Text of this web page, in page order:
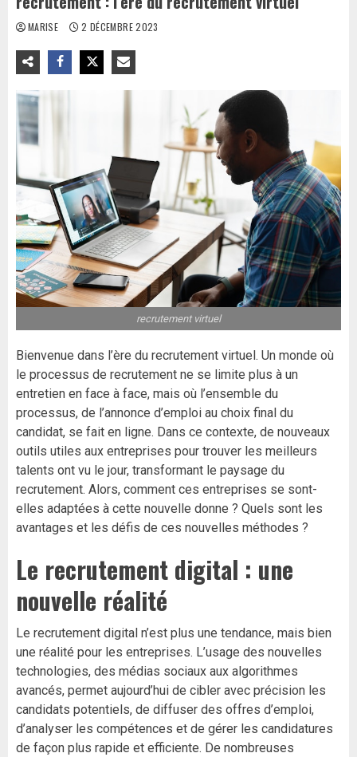
MARISE 2 DÉCEMBRE 2023
recrutement virtuel
Bienvenue dans l’ère du recrutement virtuel. Un monde où
le processus de recrutement ne se limite plus à un
entretien en face à face, mais où l’ensemble du
processus, de l’annonce d’emploi au choix final du
candidat, se fait en ligne. Dans ce contexte, de nouveaux
outils utiles aux entreprises pour trouver les meilleurs
talents ont vu le jour, transformant le paysage du
recrutement. Alors, comment ces entreprises se sont-
elles adaptées à cette nouvelle donne ? Quels sont les
avantages et les défis de ces nouvelles méthodes ?
Le recrutement digital : une
nouvelle réalité
Le recrutement digital n’est plus une tendance, mais bien
une réalité pour les entreprises. L’usage des nouvelles
technologies, des médias sociaux aux algorithmes
avancés, permet aujourd’hui de cibler avec précision les
candidats potentiels, de diffuser des offres d’emploi,
d’analyser les compétences et de gérer les candidatures
de façon plus rapide et efficiente. De nombreuses